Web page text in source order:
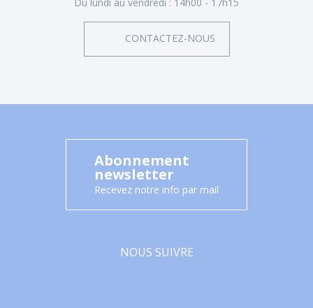
CONTACTEZ-NOUS
Abonnement
newsletter
Recevez notre info par mail
NOUS SUIVRE